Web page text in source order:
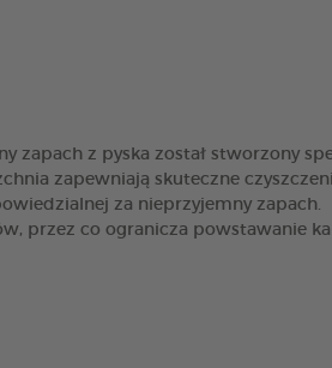
zapach z pyska został stworzony
zapewniają skuteczne
za nieprzyjemny zapach.
przez co ogranicza powstawanie